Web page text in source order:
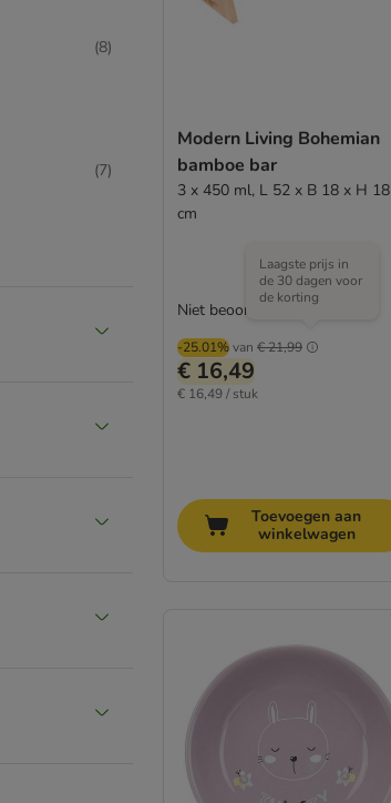
(8)
(7)
Modern Living Bohemian
bamboe bar
3 x 450 ml, L 52 x B 18 x H 18
cm
-25.01%van € 21,99
Laagste prijs in
de 30 dagen voor
de korting
€ 16,49
€ 16,49 / stuk
Niet beoordeeld
Toevoegen aan
winkelwagen